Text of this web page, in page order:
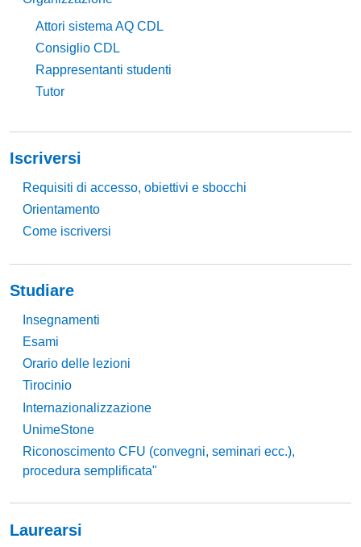
Attori sistema AQ CDL
Consiglio CDL
Rappresentanti studenti
Tutor
Iscriversi
Requisiti di accesso, obiettivi e sbocchi
Orientamento
Come iscriversi
Studiare
Insegnamenti
Esami
Orario delle lezioni
Tirocinio
Internazionalizzazione
UnimeStone
Riconoscimento CFU (convegni, seminari ecc.),
procedura semplificata"
Laurearsi